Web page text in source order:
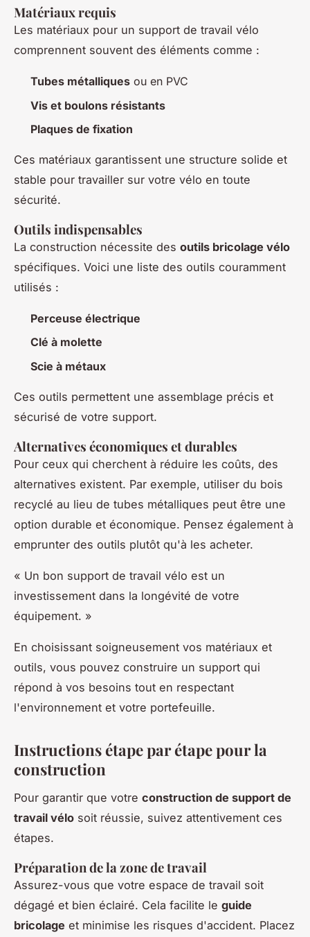
Matériaux requis
Les matériaux pour un support de travail vélo
comprennent souvent des éléments comme :
Tubes métalliques ou en PVC
Vis et boulons résistants
Plaques de fixation
Ces matériaux garantissent une structure solide et
stable pour travailler sur votre vélo en toute
sécurité.
Outils indispensables
La construction nécessite des outils bricolage vélo
spécifiques. Voici une liste des outils couramment
utilisés :
Perceuse électrique
Clé à molette
Scie à métaux
Ces outils permettent une assemblage précis et
sécurisé de votre support.
Alternatives économiques et durables
Pour ceux qui cherchent à réduire les coûts, des
alternatives existent. Par exemple, utiliser du bois
recyclé au lieu de tubes métalliques peut être une
option durable et économique. Pensez également à
emprunter des outils plutôt qu'à les acheter.
« Un bon support de travail vélo est un
investissement dans la longévité de votre
équipement. »
En choisissant soigneusement vos matériaux et
outils, vous pouvez construire un support qui
répond à vos besoins tout en respectant
l'environnement et votre portefeuille.
Instructions étape par étape pour la
construction
Pour garantir que votre construction de support de
travail vélo soit réussie, suivez attentivement ces
étapes.
Préparation de la zone de travail
Assurez-vous que votre espace de travail soit
dégagé et bien éclairé. Cela facilite le guide
bricolage et minimise les risques d'accident. Placez